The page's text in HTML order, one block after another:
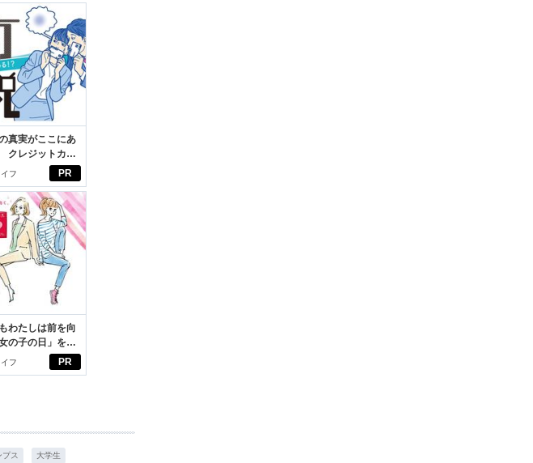
PR
真実がここにあ
クレジットカー
伝説
フ
PR
わたしは前を向
の子の日」を前
社会人エリ・大
フ
プス 大学生